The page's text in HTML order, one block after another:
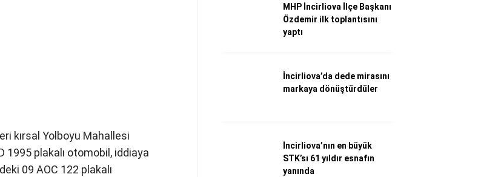
Instagram
kırsal Yolboyu Mahallesi
1995 plakalı otomobil, iddiaya
09 AOC 122 plakalı
MHP İncirliova İlçe Başkanı
Özdemir ilk toplantısını
yaptı
İncirliova’da dede mirasını
markaya dönüştürdüler
İncirliova’nın en büyük
STK’sı 61 yıldır esnafın
yanında